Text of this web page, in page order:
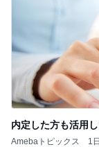
内定した方も活用
Amebaトピックス 1